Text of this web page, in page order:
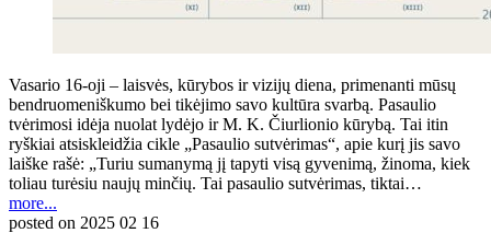
Vasario 16-oji – laisvės, kūrybos ir vizijų diena, primenanti mūsų
bendruomeniškumo bei tikėjimo savo kultūra svarbą. Pasaulio
tvėrimosi idėja nuolat lydėjo ir M. K. Čiurlionio kūrybą. Tai itin
ryškiai atsiskleidžia cikle „Pasaulio sutvėrimas“, apie kurį jis savo
laiške rašė: „Turiu sumanymą jį tapyti visą gyvenimą, žinoma, kiek
toliau turėsiu naujų minčių. Tai pasaulio sutvėrimas, tiktai…
more...
posted on 2025 02 16